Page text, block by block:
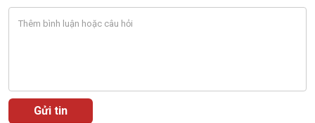
Chát với người nổi tiếng
Câu chuyện Thể thao